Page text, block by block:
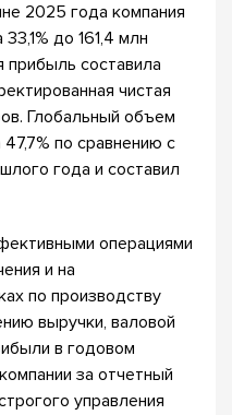
2025 года компания
до 161,4 млн
прибыль составила
чистая
Глобальный объем
по сравнению с
года и составил
операциями
и на
по производству
выручки, валовой
в годовом
за отчетный
управления